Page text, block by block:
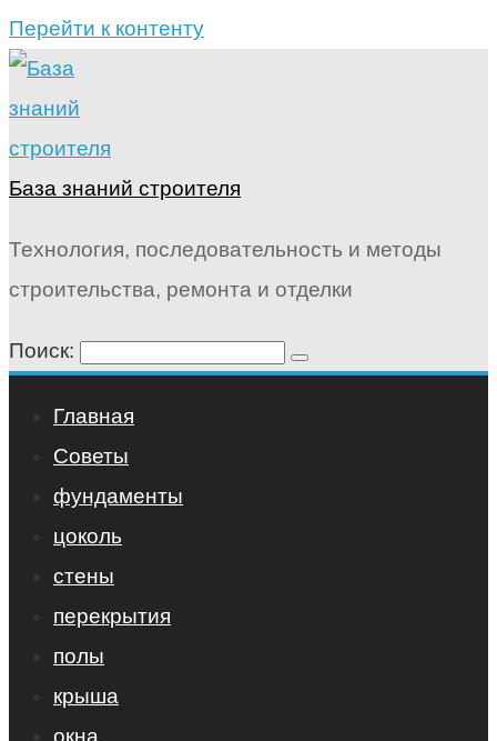
Перейти к контенту
База знаний строителя
Технология, последовательность и методы
строительства, ремонта и отделки
Поиск:
Главная
Советы
фундаменты
цоколь
стены
перекрытия
полы
крыша
окна